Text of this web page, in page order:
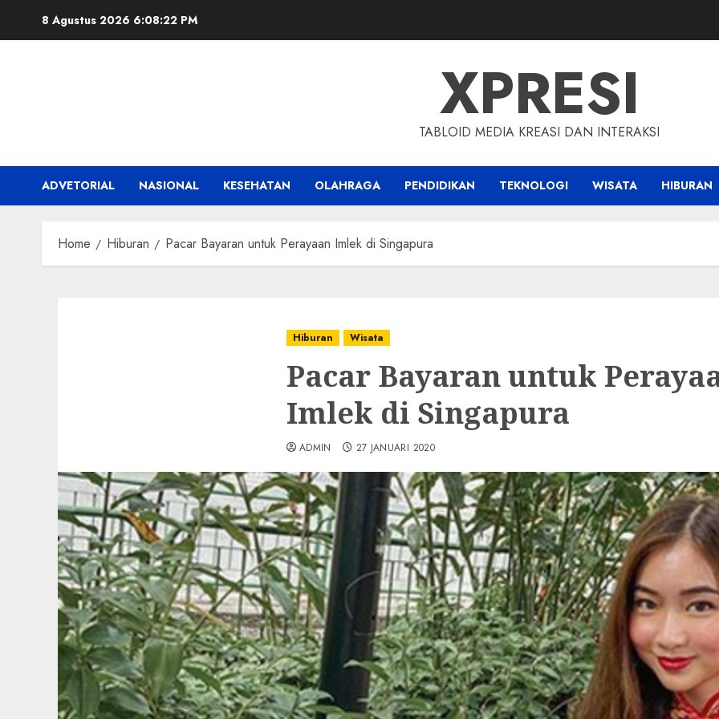
8 Agustus 2026 6:08:23 PM
XPRESI
TABLOID MEDIA KREASI DAN INTERAKSI
ADVETORIAL NASIONAL KESEHATAN OLAHRAGA PENDIDIKAN TEKNOLOGI WISATA HIBURAN
Home Hiburan Pacar Bayaran untuk Perayaan Imlek di Singapura
Hiburan Wisata
Pacar Bayaran untuk
Imlek di Singapura
ADMIN 27 JANUARI 2020